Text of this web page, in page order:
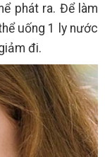
phát ra. Để làm
uống 1 ly nước
đi.